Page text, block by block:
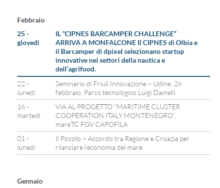
Febbraio
25 -
giovedì
IL “CIPNES BARCAMPER CHALLENGE”
ARRIVA A MONFALCONE Il CIPNES di Olbia e
il Barcamper di dpixel selezionano startup
innovative nei settori della nautica e
dell’agrifood.
22 -
lunedì
Seminario di Friuli Innovazione – Udine, 26
febbraio, Parco tecnologico Luigi Dainelli
16 -
martedì
VIA AL PROGETTO “MARITIME CLUSTER
COOPERATION ITALY MONTENEGRO”,
mareTC FGV CAPOFILA
01 -
lunedì
Il Piccolo – Accordo tra Regione e Croazia per
rilanciare l’economia del mare
Gennaio